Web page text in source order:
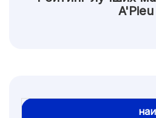
A'Pieu